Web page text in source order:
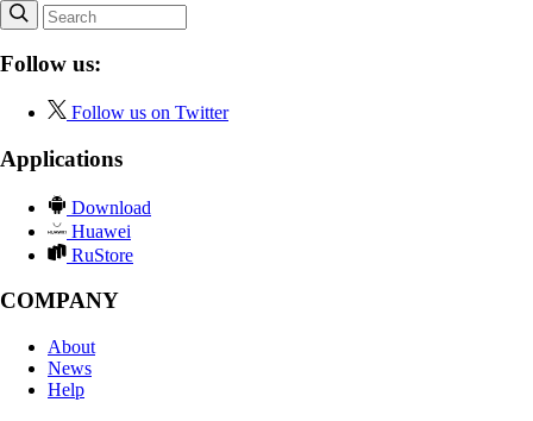
Follow us:
Follow us on Twitter
Applications
Download
Huawei
RuStore
COMPANY
About
News
Help